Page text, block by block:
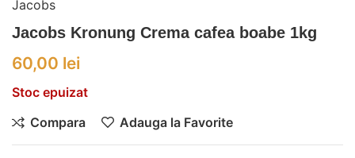
Jacobs
Jacobs Kronung Crema cafea boabe 1kg
60,00 lei
Stoc epuizat
Compara
Adauga la Favorite